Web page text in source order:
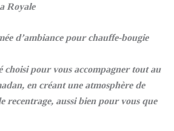
Royale
d’ambiance pour chauffe-bougie
choisi pour vous accompagner tout au
en créant une atmosphère de
recentrage, aussi bien pour vous que